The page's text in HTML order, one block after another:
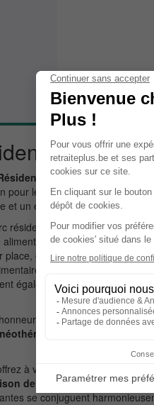
Du Parcest une
pour les seniors. Avec une
un environnement convivial
réside dans sa restauration de
équilibrée et
garantissant fraîcheur et
des options de repas
également s'inviter à partager
à offrir des activités de
à votre proche un
de Reposest un choix idéal
se conjuguent